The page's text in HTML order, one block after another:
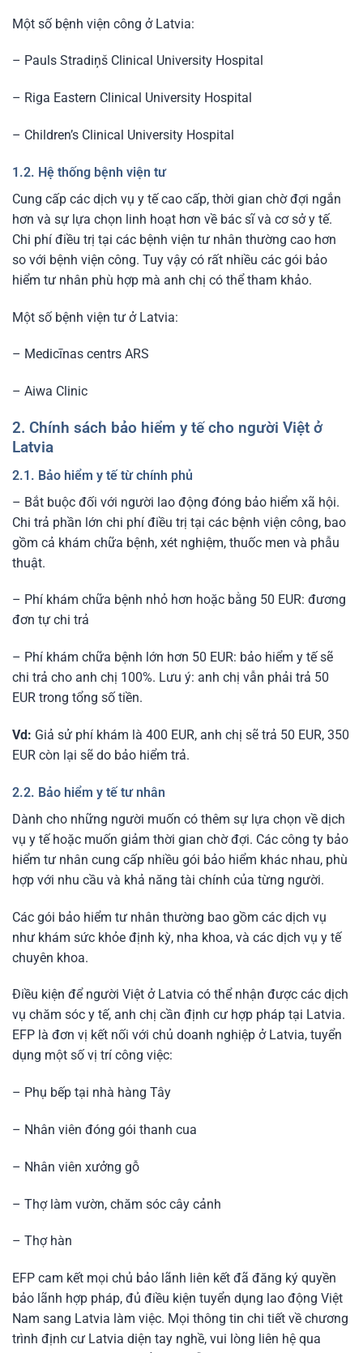
Một số bệnh viện công ở Latvia:
– Pauls Stradiņš Clinical University Hospital
– Riga Eastern Clinical University Hospital
– Children’s Clinical University Hospital
1.2. Hệ thống bệnh viện tư
Cung cấp các dịch vụ y tế cao cấp, thời gian chờ đợi ngắn
hơn và sự lựa chọn linh hoạt hơn về bác sĩ và cơ sở y tế.
Chi phí điều trị tại các bệnh viện tư nhân thường cao hơn
so với bệnh viện công. Tuy vậy có rất nhiều các gói bảo
hiểm tư nhân phù hợp mà anh chị có thể tham khảo.
Một số bệnh viện tư ở Latvia:
– Medicīnas centrs ARS
– Aiwa Clinic
2. Chính sách bảo hiểm y tế cho người Việt ở
Latvia
2.1. Bảo hiểm y tế từ chính phủ
– Bắt buộc đối với người lao động đóng bảo hiểm xã hội.
Chi trả phần lớn chi phí điều trị tại các bệnh viện công, bao
gồm cả khám chữa bệnh, xét nghiệm, thuốc men và phẫu
thuật.
– Phí khám chữa bệnh nhỏ hơn hoặc bằng 50 EUR: đương
đơn tự chi trả
– Phí khám chữa bệnh lớn hơn 50 EUR: bảo hiểm y tế sẽ
chi trả cho anh chị 100%. Lưu ý: anh chị vẫn phải trả 50
EUR trong tổng số tiền.
Vd: Giả sử phí khám là 400 EUR, anh chị sẽ trả 50 EUR, 350
EUR còn lại sẽ do bảo hiểm trả.
2.2. Bảo hiểm y tế tư nhân
Dành cho những người muốn có thêm sự lựa chọn về dịch
vụ y tế hoặc muốn giảm thời gian chờ đợi. Các công ty bảo
hiểm tư nhân cung cấp nhiều gói bảo hiểm khác nhau, phù
hợp với nhu cầu và khả năng tài chính của từng người.
Các gói bảo hiểm tư nhân thường bao gồm các dịch vụ
như khám sức khỏe định kỳ, nha khoa, và các dịch vụ y tế
chuyên khoa.
Điều kiện để người Việt ở Latvia có thể nhận được các dịch
vụ chăm sóc y tế, anh chị cần định cư hợp pháp tại Latvia.
EFP là đơn vị kết nối với chủ doanh nghiệp ở Latvia, tuyển
dụng một số vị trí công việc:
– Phụ bếp tại nhà hàng Tây
– Nhân viên đóng gói thanh cua
– Nhân viên xưởng gỗ
– Thợ làm vườn, chăm sóc cây cảnh
– Thợ hàn
EFP cam kết mọi chủ bảo lãnh liên kết đã đăng ký quyền
bảo lãnh hợp pháp, đủ điều kiện tuyển dụng lao động Việt
Nam sang Latvia làm việc. Mọi thông tin chi tiết về chương
trình định cư Latvia diện tay nghề, vui lòng liên hệ qua